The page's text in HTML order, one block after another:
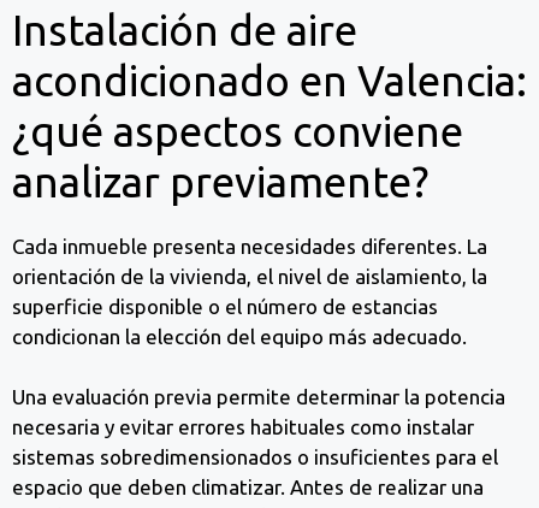
Instalación de aire
acondicionado en Valencia:
¿qué aspectos conviene
analizar previamente?
Cada inmueble presenta necesidades diferentes. La
orientación de la vivienda, el nivel de aislamiento, la
superficie disponible o el número de estancias
condicionan la elección del equipo más adecuado.
Una evaluación previa permite determinar la potencia
necesaria y evitar errores habituales como instalar
sistemas sobredimensionados o insuficientes para el
espacio que deben climatizar. Antes de realizar una